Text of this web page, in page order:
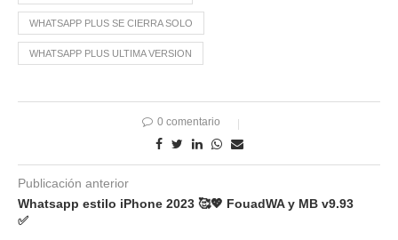
WHATSAPP PLUS SE CIERRA SOLO
WHATSAPP PLUS ULTIMA VERSION
0 comentario
Publicación anterior
Whatsapp estilo iPhone 2023 🥰💖 FouadWA y MB v9.93
✅